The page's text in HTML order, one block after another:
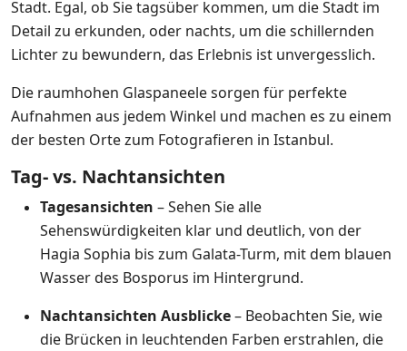
Stadt. Egal, ob Sie tagsüber kommen, um die Stadt im
Detail zu erkunden, oder nachts, um die schillernden
Lichter zu bewundern, das Erlebnis ist unvergesslich.
Die raumhohen Glaspaneele sorgen für perfekte
Aufnahmen aus jedem Winkel und machen es zu einem
der besten Orte zum Fotografieren in Istanbul.
Tag- vs. Nachtansichten
Tagesansichten – Sehen Sie alle
Sehenswürdigkeiten klar und deutlich, von der
Hagia Sophia bis zum Galata-Turm, mit dem blauen
Wasser des Bosporus im Hintergrund.
Nachtansichten Ausblicke– Beobachten Sie, wie
die Brücken in leuchtenden Farben erstrahlen, die